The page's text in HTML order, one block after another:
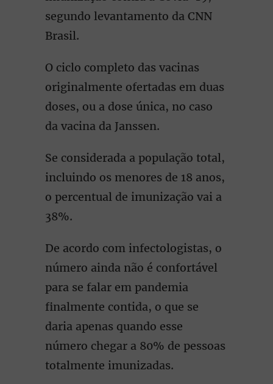
segundo levantamento da CNN
Brasil.
O ciclo completo das vacinas
originalmente ofertadas em duas
doses, ou a dose única, no caso
da vacina da Janssen.
Se considerada a população total,
incluindo os menores de 18 anos,
o percentual de imunização vai a
38%.
De acordo com infectologistas, o
número ainda não é confortável
para se falar em pandemia
finalmente contida, o que se
daria apenas quando esse
número chegar a 80% de pessoas
totalmente imunizadas.